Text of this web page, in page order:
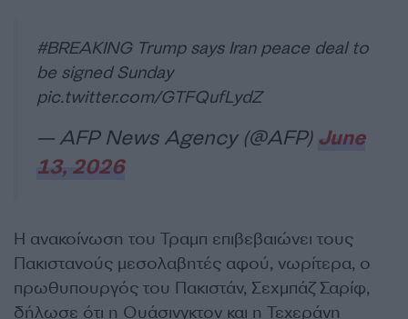
#BREAKINGTrump says Iran peace deal to
be signed Sunday
pic.twitter.com/GTFQufLydZ
— AFP News Agency (@AFP) June
13, 2026
Η ανακοίνωση του Τραμπ επιβεβαιώνει τους
Πακιστανούς μεσολαβητές αφού, νωρίτερα, ο
πρωθυπουργός του Πακιστάν, Σεχμπάζ Σαρίφ,
δήλωσε ότι η Ουάσινγκτον και η Τεχεράνη